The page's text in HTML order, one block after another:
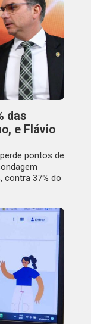
das
e Flávio
pontos de
contra 37% do